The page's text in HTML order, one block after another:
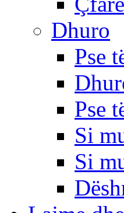
Dhuro
Pse
Pse
Si
Si